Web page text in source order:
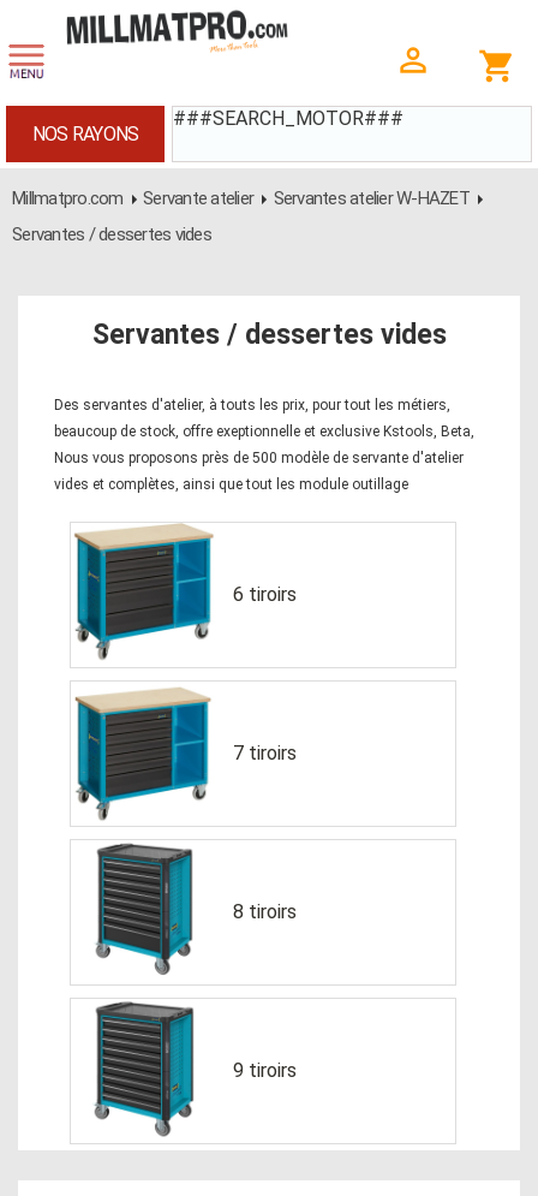
###SEARCH_MOTOR###
NOS RAYONS
Millmatpro.com Servante atelier
Servantes atelier W-HAZET
Servantes / dessertes vides
Servantes / dessertes vides
Des servantes d'atelier, à touts les prix, pour tout les métiers,
beaucoup de stock, offre exeptionnelle et exclusive Kstools, Beta,
Nous vous proposons près de 500 modèle de servante d'atelier
vides et complètes, ainsi que tout les module outillage
6 tiroirs
7 tiroirs
8 tiroirs
9 tiroirs